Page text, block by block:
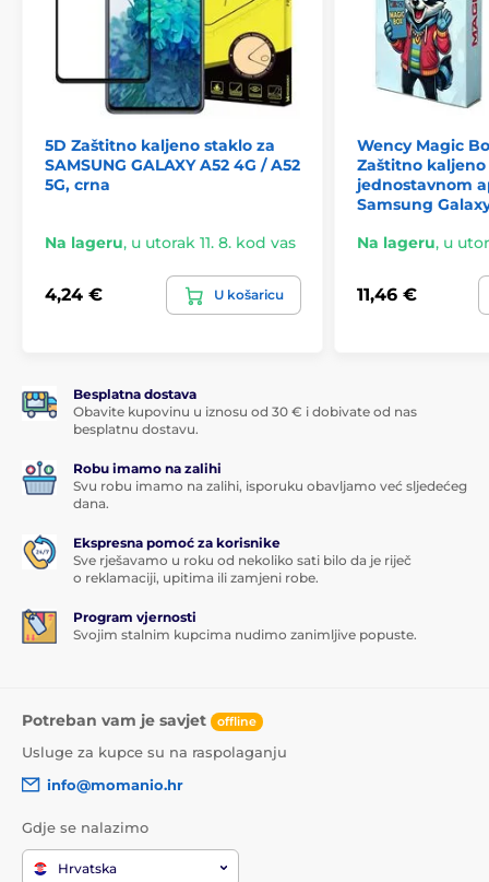
5D Zaštitno kaljeno staklo za
SAMSUNG GALAXY A52 4G / A52
5G, crna
Na lageru, u utorak 11. 8. kod vas
4,24 € U košaricu
Wency Magic
Zaštitno kaljeno
jednostavnom
Samsung
Na lageru, u
11,46 €
Besplatna dostava
Obavite kupovinu u iznosu od 30 € i dobivate od nas
besplatnu dostavu.
Robu imamo na zalihi
Svu robu imamo na zalihi, isporuku obavljamo već sljedećeg
dana.
Ekspresna pomoć za korisnike
Sve rješavamo u roku od nekoliko sati bilo da je riječ
o reklamaciji, upitima ili zamjeni robe.
Program vjernosti
Svojim stalnim kupcima nudimo zanimljive popuste.
Potreban vam je savjet offline
Usluge za kupce su na raspolaganju
info@momanio.hr
Gdje se nalazimo
Hrvatska